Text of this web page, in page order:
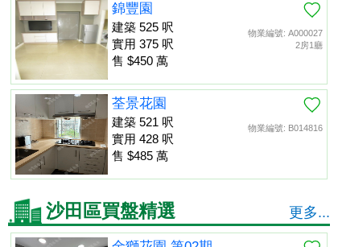
物業編號: A000027
2房1廳
錦豐園
建築 525 呎
實用 375 呎
售 $450 萬
物業編號: B014816
荃景花園
建築 521 呎
實用 428 呎
售 $485 萬
沙田區買盤精選 更多...